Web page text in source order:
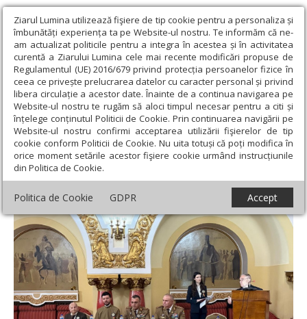
Ziarul Lumina utilizează fişiere de tip cookie pentru a personaliza și
îmbunătăți experiența ta pe Website-ul nostru. Te informăm că ne-
am actualizat politicile pentru a integra în acestea și în activitatea
curentă a Ziarului Lumina cele mai recente modificări propuse de
Regulamentul (UE) 2016/679 privind protecția persoanelor fizice în
ceea ce privește prelucrarea datelor cu caracter personal și privind
libera circulație a acestor date. Înainte de a continua navigarea pe
Website-ul nostru te rugăm să aloci timpul necesar pentru a citi și
înțelege conținutul Politicii de Cookie. Prin continuarea navigării pe
Website-ul nostru confirmi acceptarea utilizării fişierelor de tip
cookie conform Politicii de Cookie. Nu uita totuși că poți modifica în
orice moment setările acestor fişiere cookie urmând instrucțiunile
din Politica de Cookie.
Politica de Cookie GDPR Accept
Ziarul Lumina › Actualitate religioasă › Știri › Ziua Veteranilor de
Război, marcată solemn la Cercul Militar Național
Ziua Veteranilor de Război, marcată
solemn la Cercul Militar Național